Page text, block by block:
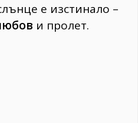
е изстинало –
и пролет.